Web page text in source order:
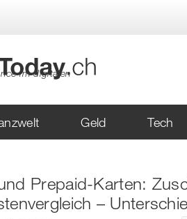
im digitalen
Geld Tech
Prepaid-Karten:
–